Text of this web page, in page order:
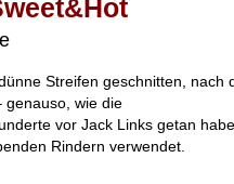
Streifen geschnitten, nach
genauso, wie die
vor Jack Links getan
Rindern verwendet.